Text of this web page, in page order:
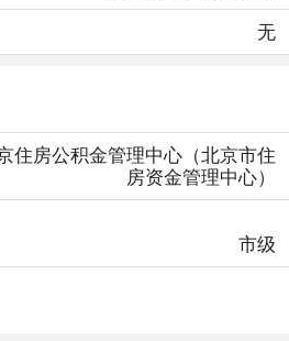
无
住房公积金管理中心（北京市住
房资金管理中心）
市级